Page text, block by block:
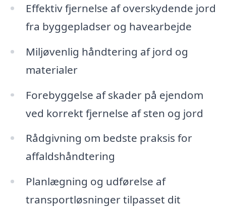
Effektiv fjernelse af overskydende jord
fra byggepladser og havearbejde
Miljøvenlig håndtering af jord og
materialer
Forebyggelse af skader på ejendom
ved korrekt fjernelse af sten og jord
Rådgivning om bedste praksis for
affaldshåndtering
Planlægning og udførelse af
transportløsninger tilpasset dit